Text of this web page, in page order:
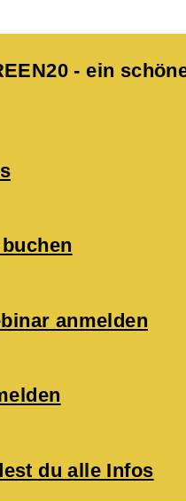
- ein
anmelden
du alle Infos